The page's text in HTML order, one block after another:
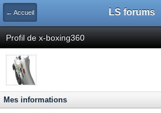
← Accueil LS forums
Profil de x-boxing360
Mes informations